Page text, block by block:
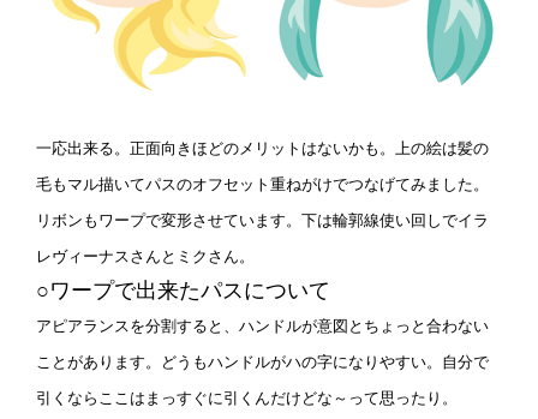
一応出来る。正面向きほどのメリットはないかも。上の絵は髪の
毛もマル描いてパスのオフセット重ねがけでつなげてみました。
リボンもワープで変形させています。下は輪郭線使い回しでイラ
レヴィーナスさんとミクさん。
○ワープで出来たパスについて
アピアランスを分割すると、ハンドルが意図とちょっと合わない
ことがあります。どうもハンドルがハの字になりやすい。自分で
引くならここはまっすぐに引くんだけどな～って思ったり。